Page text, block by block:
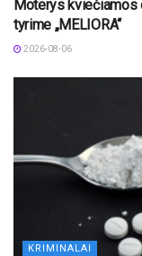
Moterys kviečiamos
tyrime „MELIORA“
2026-08-06
KRIMINALAI